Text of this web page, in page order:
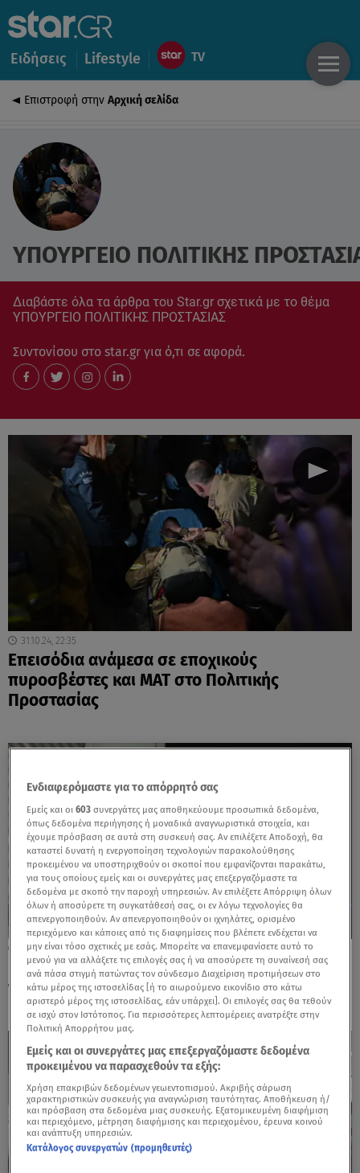
Ειδήσεις Lifestyle
Επιστροφή στην Αρχική σελίδα
ΥΠΟΥΡΓΕΙΟ ΠΟΛΙΤΙΚΗΣ
Διαβάστε όλα τα άρθρα του Star.gr σχετικά με το θέμα
ΥΠΟΥΡΓΕΙΟ ΠΟΛΙΤΙΚΗΣ ΠΡΟΣΤΑΣΙΑΣ
Συντονίσου στο star.gr για ό,τι σε αφορά.
31.10.24, 22:35
Επεισόδια ανάμεσα σε εποχικούς
πυροσβέστες και ΜΑΤ στο Πολιτικής
Προστασίας
31.10.24, 20:01
Εποχικός πυροσβέστης απειλούσε να
πέσει στο κενό
Ενδιαφερόμαστε για το απόρρητό σας
Εμείς και οι603 συνεργάτες μας αποθηκεύουμε προσωπικά δεδομένα,
όπως δεδομένα περιήγησης ή μοναδικά αναγνωριστικά στοιχεία, και
έχουμε πρόσβαση σε αυτά στη συσκευή σας. Αν επιλέξετε Αποδοχή, θα
καταστεί δυνατή η ενεργοποίηση τεχνολογιών παρακολούθησης
προκειμένου να υποστηριχθούν οι σκοποί που εμφανίζονται παρακάτω,
για τους οποίους εμείς και οι συνεργάτες μας επεξεργαζόμαστε τα
δεδομένα με σκοπό την παροχή υπηρεσιών. Αν επιλέξετε Απόρριψη όλων
όλων ή αποσύρετε τη συγκατάθεσή σας, οι εν λόγω τεχνολογίες θα
απενεργοποιηθούν. Αν απενεργοποιηθούν οι ιχνηλάτες, ορισμένο
περιεχόμενο και κάποιες από τις διαφημίσεις που βλέπετε ενδέχεται να
μην είναι τόσο σχετικές με εσάς. Μπορείτε να επανεμφανίσετε αυτό το
μενού για να αλλάξετε τις επιλογές σας ή να αποσύρετε τη συναίνεσή σας
ανά πάσα στιγμή πατώντας τον σύνδεσμο Διαχείριση προτιμήσεων στο
κάτω μέρος της ιστοσελίδας [ή το αιωρούμενο εικονίδιο στο κάτω
αριστερό μέρος της ιστοσελίδας, εάν υπάρχει]. Οι επιλογές σας θα τεθούν
σε ισχύ στον Ιστότοπος. Για περισσότερες λεπτομέρειες ανατρέξτε στην
Πολιτική Απορρήτου μας.
Εμείς και οι συνεργάτες μας επεξεργαζόμαστε δεδομένα
προκειμένου να παρασχεθούν τα εξής:
Χρήση επακριβών δεδομένων γεωεντοπισμού. Ακριβής σάρωση
χαρακτηριστικών συσκευής για αναγνώριση ταυτότητας. Αποθήκευση ή/
και πρόσβαση στα δεδομένα μιας συσκευής. Εξατομικευμένη διαφήμιση
και περιεχόμενο, μέτρηση διαφήμισης και περιεχομένου, έρευνα κοινού
και ανάπτυξη υπηρεσιών.
Κατάλογος συνεργατών (προμηθευτές)